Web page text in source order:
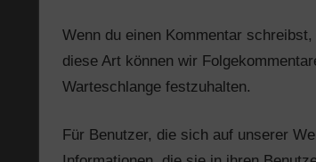
Wenn du einen Kommentar
diese Art können wir
Warteschlange festzuhalten.
Für Benutzer, die sich auf unserer